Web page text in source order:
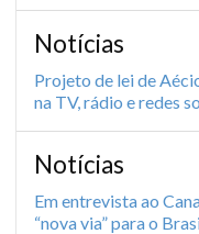
Notícias
Projeto de lei de
na TV, rádio e redes
Notícias
Em entrevista ao
“nova via” para o